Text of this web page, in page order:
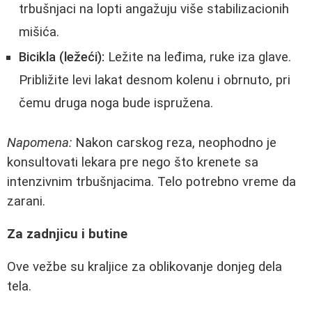
trbušnjaci na lopti angažuju više stabilizacionih
mišića.
Bicikla (ležeći): Ležite na leđima, ruke iza glave.
Približite levi lakat desnom kolenu i obrnuto, pri
čemu druga noga bude ispružena.
Napomena: Nakon carskog reza, neophodno je
konsultovati lekara pre nego što krenete sa
intenzivnim trbušnjacima. Telo potrebno vreme da
zarani.
Za zadnjicu i butine
Ove vežbe su kraljice za oblikovanje donjeg dela
tela.